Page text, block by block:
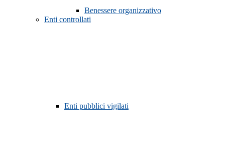
Benessere organizzativo
Enti controllati
Enti pubblici vigilati